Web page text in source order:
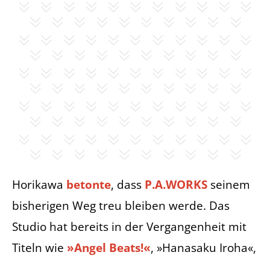
Horikawa betonte, dass P.A.WORKS seinem
bisherigen Weg treu bleiben werde. Das
Studio hat bereits in der Vergangenheit mit
Titeln wie »Angel Beats!«, »Hanasaku Iroha«,